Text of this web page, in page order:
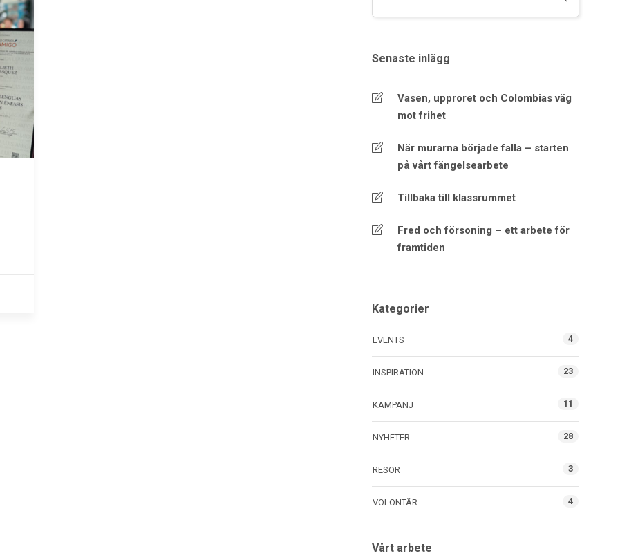
Senaste inlägg
Vasen, upproret och Colombias väg
mot frihet
När murarna började falla – starten
på vårt fängelsearbete
Tillbaka till klassrummet
Fred och försoning – ett arbete för
framtiden
Kategorier
EVENTS 4
INSPIRATION 23
KAMPANJ 11
NYHETER 28
RESOR 3
VOLONTÄR 4
Vårt arbete